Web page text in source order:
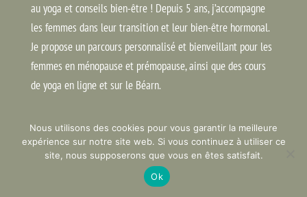
au yoga et conseils bien-être ! Depuis 5 ans, j’accompagne
les femmes dans leur transition et leur bien-être hormonal.
Je propose un parcours personnalisé et bienveillant pour les
femmes en ménopause et prémopause, ainsi que des cours
de yoga en ligne et sur le Béarn.
Contact
Pour toute question ou prise de rendez-vous, contactez-moi :
Nous utilisons des cookies pour vous garantir la meilleure
expérience sur notre site web. Si vous continuez à utiliser ce
site, nous supposerons que vous en êtes satisfait.
Ok